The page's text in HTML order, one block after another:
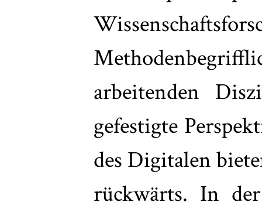
arbeitenden
gefestigte
des Digitalen
rückwärts. In